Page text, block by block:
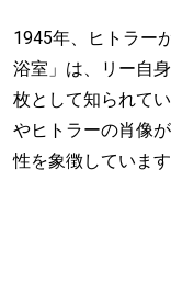
1945年、ヒトラー
浴室」は、リー自
枚として知られて
やヒトラーの肖像
性を象徴しています